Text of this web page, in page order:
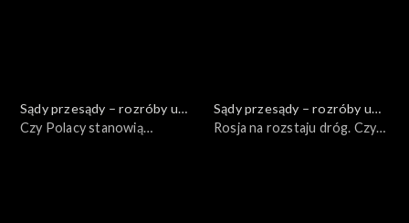
Sądy przesądy – rozróby u
Kuby
Czy Polacy stanowią
Sądy przesądy – rozróby u
Kuby
Rosja na rozstaju dróg. Czy